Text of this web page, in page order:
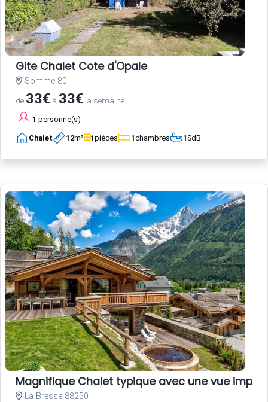
Gite Chalet Cote d'Opale
Somme 80
de 33€ à 33€ la semaine
1 personne(s)
Chalet 12m² 1pièces 1chambres 1SdB
Magnifique Chalet typique avec une vue
La Bresse 88250